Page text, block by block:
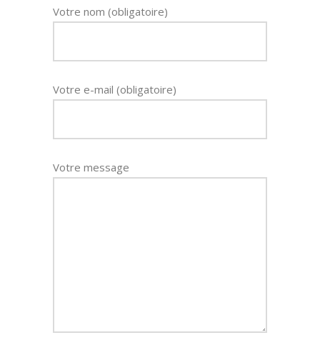
Votre nom (obligatoire)
Votre e-mail (obligatoire)
Votre message